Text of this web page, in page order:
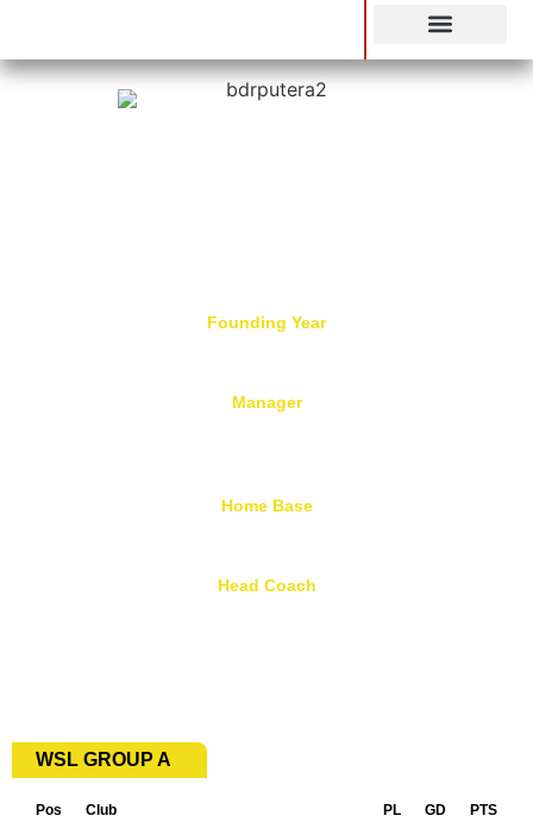
Founding Year
Manager
Home Base
Head Coach
WSL GROUP A